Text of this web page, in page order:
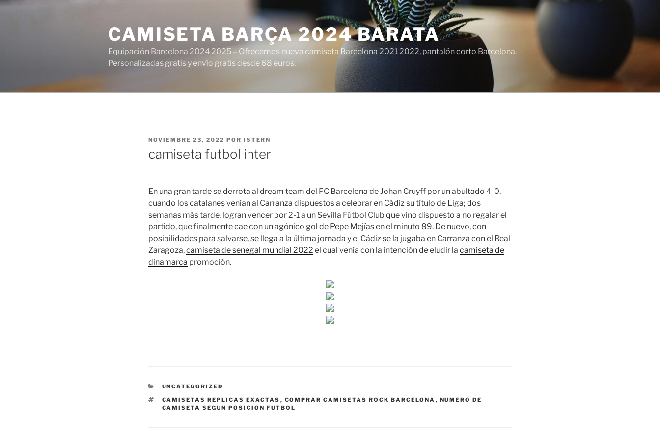
Saltar
CAMISETA BARÇA 2024 BARATA
Equipación Barcelona 2024 2025 – Ofrecemos nueva camiseta Barcelona 2021 2022, pantalón corto Barcelona.
Personalizadas gratis y envío gratis desde 68 euros.
PUBLICADO
NOVIEMBRE 23, 2022 POR ISTERN
camiseta futbol inter
En una gran tarde se derrota al dream team del FC Barcelona de Johan Cruyff por un abultado 4-0,
cuando los catalanes venían al Carranza dispuestos a celebrar en Cádiz su título de Liga; dos
semanas más tarde, logran vencer por 2-1 a un Sevilla Fútbol Club que vino dispuesto a no regalar el
partido, que finalmente cae con un agónico gol de Pepe Mejías en el minuto 89. De nuevo, con
posibilidades para salvarse, se llega a la última jornada y el Cádiz se la jugaba en Carranza con el Real
Zaragoza,camiseta de senegal mundial 2022 el cual venía con la intención de eludir la camiseta de
dinamarca promoción.
CATEGORÍAS
UNCATEGORIZED
ETIQUETAS
CAMISETAS REPLICAS EXACTAS , COMPRAR CAMISETAS ROCK BARCELONA , NUMERO DE
CAMISETA SEGUN POSICION FUTBOL